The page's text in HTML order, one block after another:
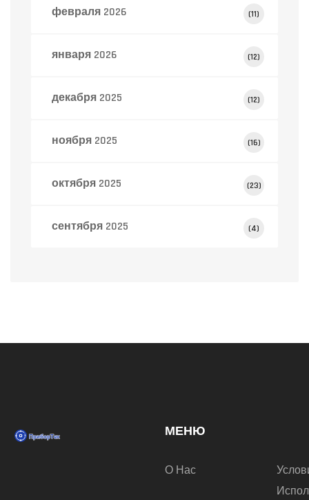
февраля 2026 (11)
января 2026 (12)
декабря 2025 (12)
ноября 2025 (16)
октября 2025 (23)
сентября 2025 (4)
МЕНЮ
О Нас